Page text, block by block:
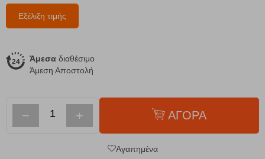
Εξέλιξη τιμής
Άμεσα διαθέσιμο
Άμεση Αποστολή
− + ΑΓΟΡΑ
Αγαπημένα